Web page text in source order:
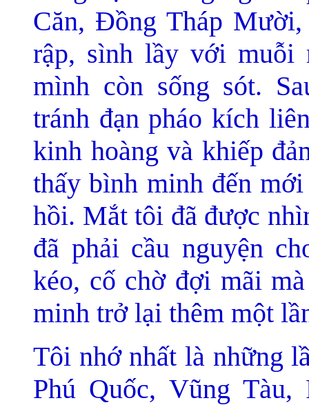
Căn, Ðồng Tháp
rập, sình lầy với muỗi
mình còn sống sót.
tránh đạn pháo kích
kinh hoàng và khiếp
thấy bình minh đến
hồi. Mắt tôi đã được
đã phải cầu nguyện
kéo, cố chờ đợi mãi
minh trở lại thêm một
Tôi nhớ nhất là những
Phú Quốc, Vũng